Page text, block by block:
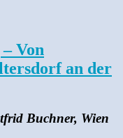
Von
an der
Buchner, Wien